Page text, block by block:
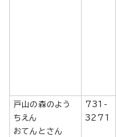
戸山の森のよう
ちえん
おてんとさん
731-
3271